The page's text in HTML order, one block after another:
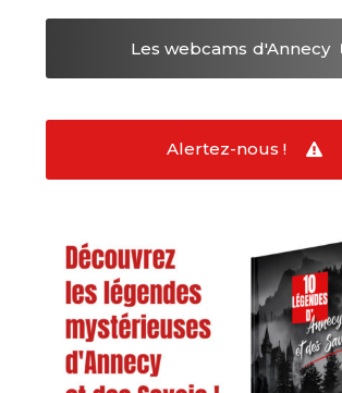
Les webcams d'Annecy
Alertez-nous !